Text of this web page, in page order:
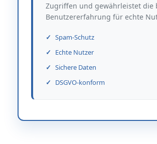
Zugriffen und gewährleistet die
Benutzererfahrung für echte
Spam-Schutz
Echte Nutzer
Sichere Daten
DSGVO-konform